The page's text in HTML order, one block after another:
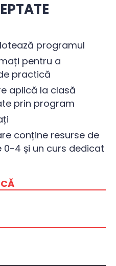
programul
pentru a
practică
aplică la clasă
prin program
conține resurse de
0-4 și un curs dedicat